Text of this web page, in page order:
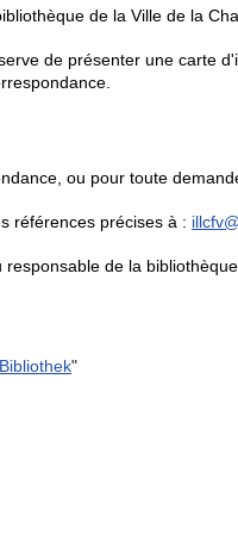
de la Ville de la
de présenter une carte
ou pour toute
références précises à :
de la bibliothèque
"